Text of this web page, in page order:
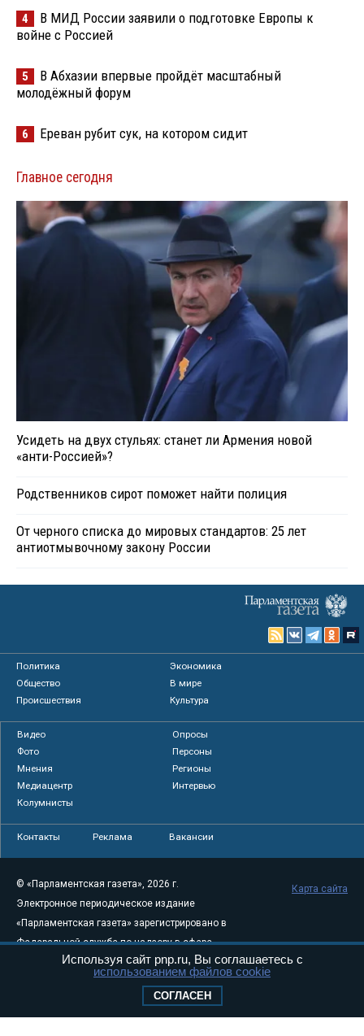
4
В МИД России заявили о подготовке Европы к
войне с Россией
5
В Абхазии впервые пройдёт масштабный
молодёжный форум
6 Ереван рубит сук, на котором сидит
Главное сегодня
Усидеть на двух стульях: станет ли Армения новой
«анти-Россией»?
Родственников сирот поможет найти полиция
От черного списка до мировых стандартов: 25 лет
антиотмывочному закону России
Политика
Экономика
Общество
В мире
Происшествия
Культура
Видео
Опросы
Фото
Персоны
Мнения
Регионы
Медиацентр
Интервью
Колумнисты
Контакты Реклама Вакансии
© «Парламентская газета», 2026 г.
Электронное периодическое издание
«Парламентская газета» зарегистрировано в
Федеральной службе по надзору в сфере
связи, информационных технологий и
массовых коммуникаций (Роскомнадзор) 05
Свидетельство о регистрации Эл № ФС77-
Карта сайта
Используя сайт pnp.ru, Вы соглашаетесь с
использованием файлов cookie
СОГЛАСЕН